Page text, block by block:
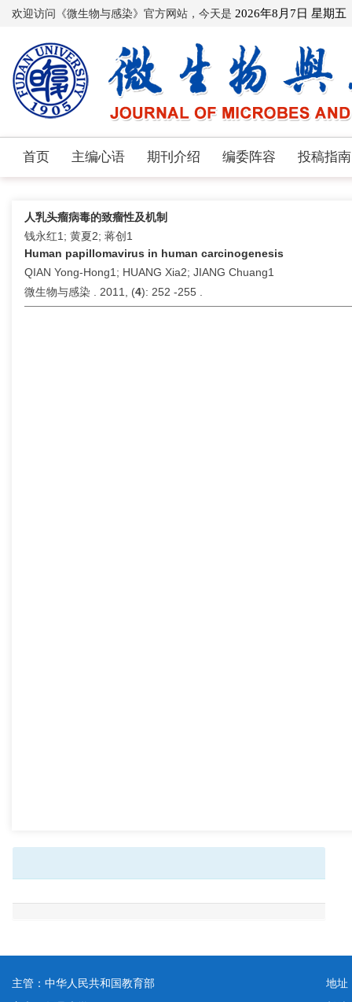
欢迎访问《微生物与感染》官方网站，今天是 2026年8月7日 星期五
首页 主编心语 期刊介绍 编委阵容 投稿指南
人乳头瘤病毒的致瘤性及机制
钱永红1; 黄夏2; 蒋创1
Human papillomavirus in human carcinogenesis
QIAN Yong-Hong1; HUANG Xia2; JIANG Chuang1
微生物与感染 . 2011, (4): 252 -255 .
主管：中华人民共和国教育部
地